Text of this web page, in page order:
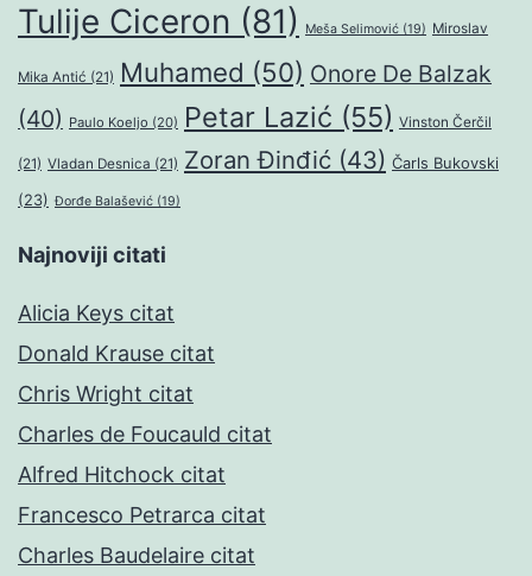
Tulije Ciceron (81) Meša Selimović (19) Miroslav
Mika Antić (21) Muhamed (50) Onore De Balzak
(40) Paulo Koeljo (20) Petar Lazić (55) Vinston Čerčil
(21) Vladan Desnica (21) Zoran Đinđić (43) Čarls Bukovski
(23) Đorđe Balašević (19)
Najnoviji citati
Alicia Keys citat
Donald Krause citat
Chris Wright citat
Charles de Foucauld citat
Alfred Hitchock citat
Francesco Petrarca citat
Charles Baudelaire citat